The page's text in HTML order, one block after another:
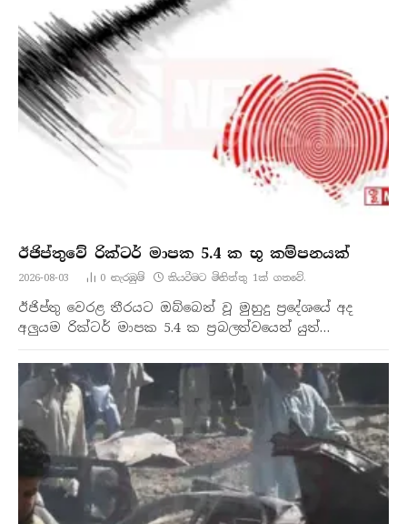
ඊජිප්තුවේ රික්ටර් මාපක 5.4 ක භූ කම්පනයක්
2026-08-03 0 නැරඹු​ම් කියවීමට මිනිත්තු 1ක් ගතවේ.
ඊජිප්තු වෙරළ තීරයට ඔබ්බෙන් වූ මුහුදු ප්‍රදේශයේ අද
අලුයම රික්ටර් මාපක 5.4 ක ප්‍රබලත්වයෙන් යුත්…